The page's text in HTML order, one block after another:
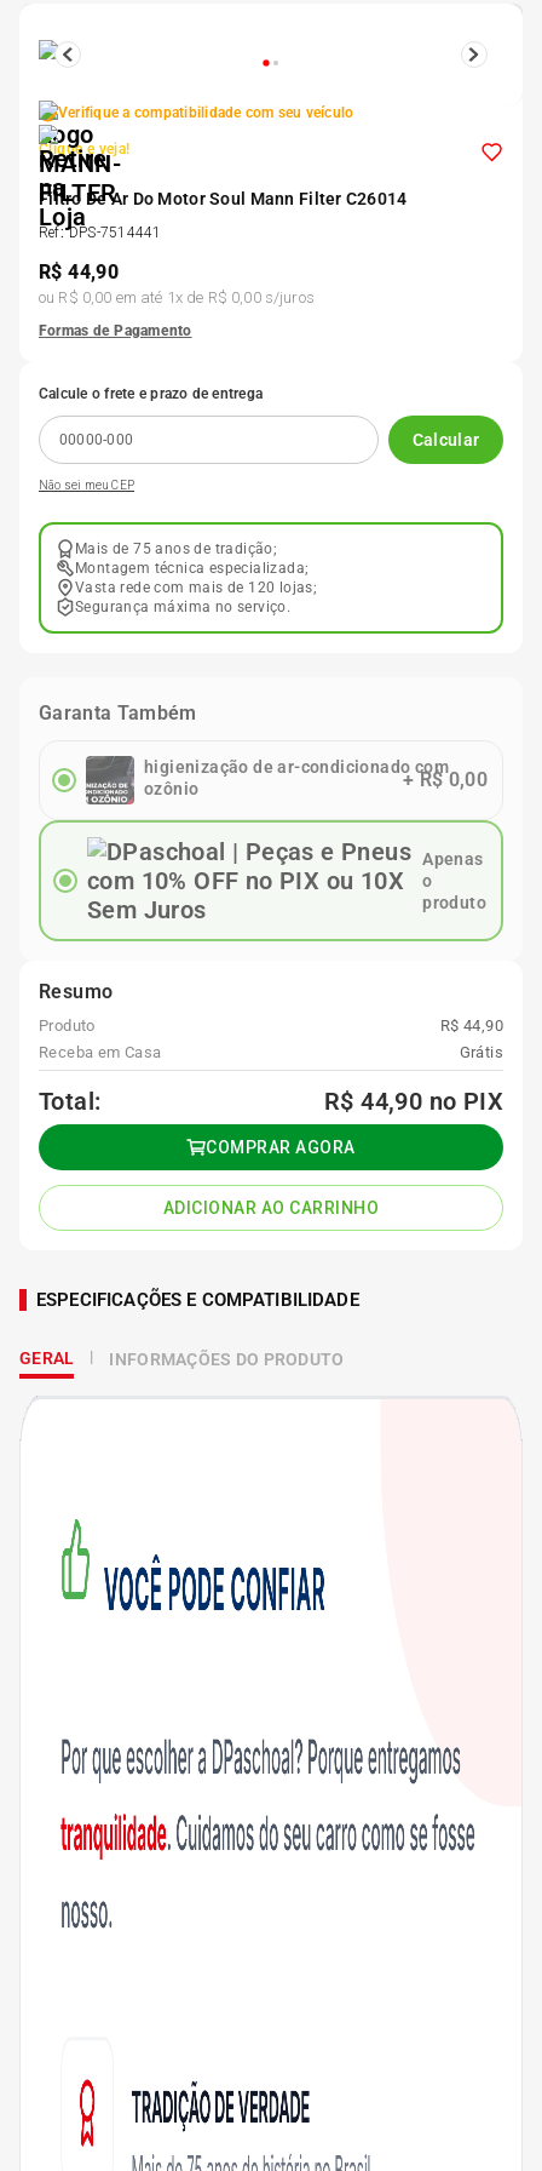
Verifique a compatibilidade com seu veículo
Clique e veja!
Filtro De Ar Do Motor Soul Mann Filter C26014
Ref: DPS-7514441
R$44,90
ou R$ 0,00 em até 1x de R$ 0,00s/juros
Formas de Pagamento
Calcule o frete e prazo de entrega
Calcular
Não sei meu CEP
Mais de 75 anos de tradição;
Montagem técnica especializada;
Vasta rede com mais de 120 lojas;
Segurança máxima no serviço.
Garanta Também
higienização de ar-condicionado com
ozônio
+R$ 0,00
Apenas
o
produto
Resumo
Produto
R$ 44,90
Receba em Casa
Grátis
Total: R$ 44,90 no PIX
COMPRAR AGORA
ADICIONAR AO CARRINHO
ESPECIFICAÇÕES E COMPATIBILIDADE
GERAL INFORMAÇÕES DO PRODUTO
5
6º 185 65r15
7º 185 60r15
9º Pneu
10º 175 65 14